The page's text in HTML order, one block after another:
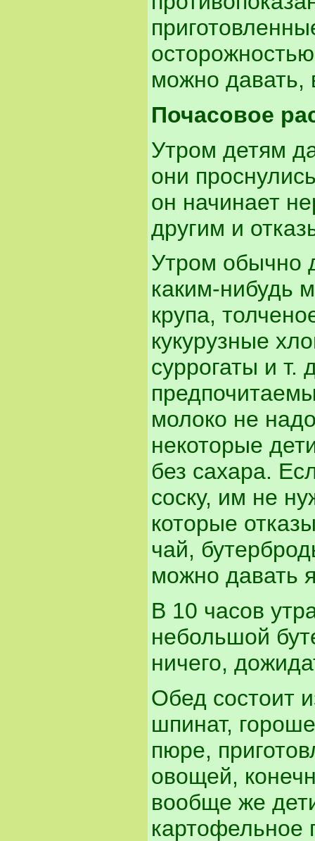
можно давать,
Почасовое
Утром детям
они
он начинает
другим и
Утром обычно
каким-нибудь
крупа,
кукурузные
суррогаты и
молоко не
некоторые
без сахара.
соску, им не
которые
чай,
можно давать
В 10 часов
небольшой
ничего,
Обед состоит
шпинат,
пюре,
овощей,
вообще же
картофельное